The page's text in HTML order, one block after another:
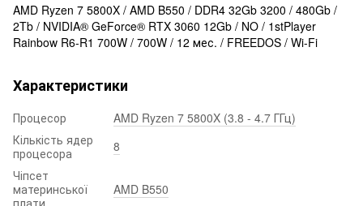
AMD Ryzen 7 5800X / AMD B550 / DDR4 32Gb 3200 / 480Gb /
2Tb / NVIDIA® GeForce® RTX 3060 12Gb / NO / 1stPlayer
Rainbow R6-R1 700W / 700W / 12 мес. / FREEDOS / Wi-Fi
Характеристики
Процесор
AMD Ryzen 7 5800X (3.8 - 4.7 ГГц)
Кількість ядер
процесора
8
Чіпсет
материнської
плати
AMD B550